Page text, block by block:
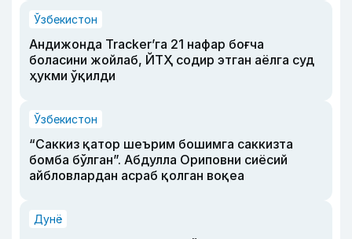
Ўзбекистон
Андижонда Tracker’га 21 нафар боғча
боласини жойлаб, ЙТҲ содир этган аёлга суд
ҳукми ўқилди
Ўзбекистон
“Саккиз қатор шеърим бошимга саккизта
бомба бўлган”. Абдулла Ориповни сиёсий
айбловлардан асраб қолган воқеа
Дунё